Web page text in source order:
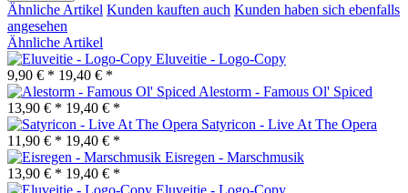
Ähnliche Artikel Kunden kauften auch Kunden haben sich ebenfalls
angesehen
Ähnliche Artikel
Eluveitie - Logo-Copy
9,90 € * 19,40 € *
Alestorm - Famous Ol' Spiced
13,90 € * 19,40 € *
Satyricon - Live At The Opera
11,90 € * 19,40 € *
Eisregen - Marschmusik
13,90 € * 19,40 € *
Eluveitie - Logo-Copy